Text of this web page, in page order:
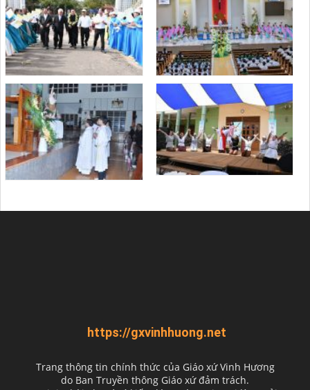
https://gxvinhhuong.net
Trang thông tin chính thức của Giáo xứ Vinh Hương
do Ban Truyền thông Giáo xứ đảm trách.